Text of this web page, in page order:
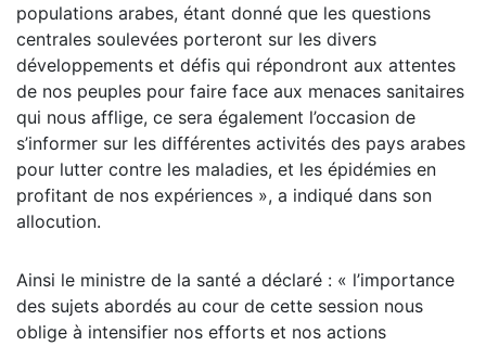
populations arabes, étant donné que les questions
centrales soulevées porteront sur les divers
développements et défis qui répondront aux attentes
de nos peuples pour faire face aux menaces sanitaires
qui nous afflige, ce sera également l’occasion de
s’informer sur les différentes activités des pays arabes
pour lutter contre les maladies, et les épidémies en
profitant de nos expériences », a indiqué dans son
allocution.
Ainsi le ministre de la santé a déclaré : « l’importance
des sujets abordés au cour de cette session nous
oblige à intensifier nos efforts et nos actions